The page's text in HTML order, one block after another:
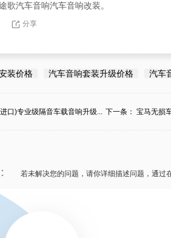
歌汽车音响汽车音响改装。
分享
装价格 汽车音响套装升级价格 汽车
口)专业级隔音车载音响升级... 下一条： 宝马无损
若未解决您的问题，请你详细描述问题，通过